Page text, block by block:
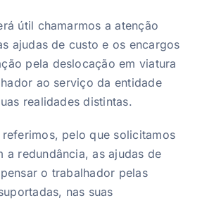
útil chamarmos a atenção
ajudas de custo e os encargos
pela deslocação em viatura
ao serviço da entidade
realidades distintas.
pelo que solicitamos
a redundância, as ajudas de
o trabalhador pelas
nas suas